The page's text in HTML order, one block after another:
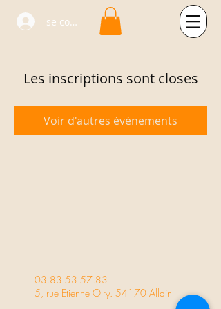
se connecter
Les inscriptions sont closes
Voir d'autres événements
03.83.53.57.83
5, rue Etienne Olry. 54170 Allain